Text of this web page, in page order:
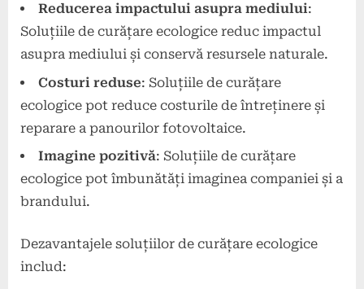
Reducerea impactului asupra mediului:
Soluțiile de curățare ecologice reduc impactul
asupra mediului și conservă resursele naturale.
Costuri reduse: Soluțiile de curățare
ecologice pot reduce costurile de întreținere și
reparare a panourilor fotovoltaice.
Imagine pozitivă: Soluțiile de curățare
ecologice pot îmbunătăți imaginea companiei și a
brandului.
Dezavantajele soluțiilor de curățare ecologice
includ: